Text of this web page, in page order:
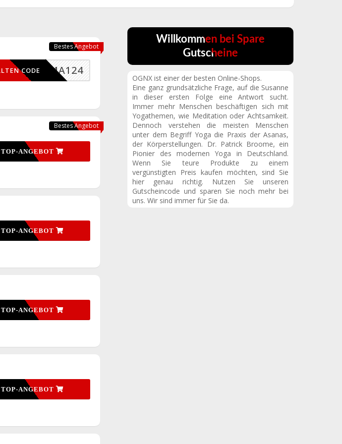
MA124
CODE
Bestes Angebot
TOP-ANGEBOT
Bestes Angebot
TOP-ANGEBOT
TOP-ANGEBOT
TOP-ANGEBOT
Willkommen bei Spare
Gutscheine
OGNX ist einer der besten Online-Shops.
Eine ganz grundsätzliche Frage, auf die Susanne
in dieser ersten Folge eine Antwort sucht.
Immer mehr Menschen beschäftigen sich mit
Yogathemen, wie Meditation oder Achtsamkeit.
Dennoch verstehen die meisten Menschen
unter dem Begriff Yoga die Praxis der Asanas,
der Körperstellungen. Dr. Patrick Broome, ein
Pionier des modernen Yoga in Deutschland.
Wenn Sie teure Produkte zu einem
vergünstigten Preis kaufen möchten, sind Sie
hier genau richtig. Nutzen Sie unseren
Gutscheincode und sparen Sie noch mehr bei
uns. Wir sind immer für Sie da.